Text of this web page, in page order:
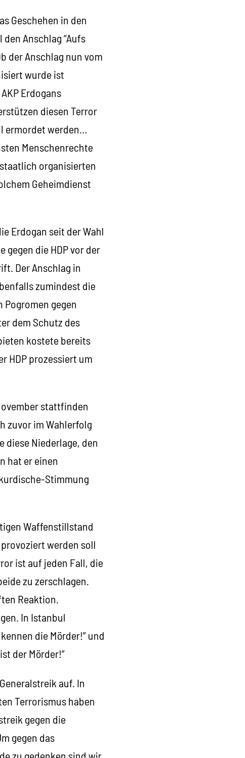
Geschehen in den
Anschlag “Aufs
der Anschlag nun vom
wurde ist
Erdogans
diesen Terror
ermordet werden…
Menschenrechte
organisierten
Geheimdienst
Erdogan seit der Wahl
die HDP vor der
Der Anschlag in
zumindest die
gegen
dem Schutz des
kostete bereits
HDP prozessiert um
stattfinden
zuvor im Wahlerfolg
diese Niederlage, den
hat er einen
Stimmung
Waffenstillstand
werden soll
ist auf jeden Fall, die
zu zerschlagen.
Reaktion.
In Istanbul
die Mörder!” und
der Mörder!”
auf. In
Terrorismus haben
gegen die
gegen das